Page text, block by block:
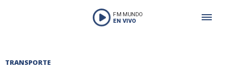
FM MUNDO
EN VIVO
TRANSPORTE